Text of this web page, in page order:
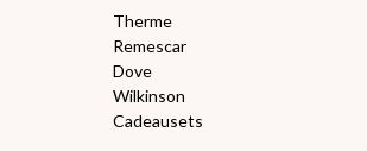
Therme
Remescar
Dove
Wilkinson
Cadeausets